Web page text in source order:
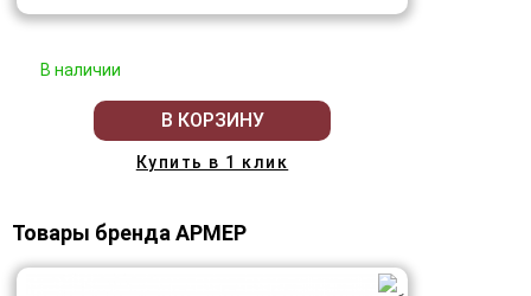
В наличии
В КОРЗИНУ
Купить в 1 клик
Товары бренда АРМЕР